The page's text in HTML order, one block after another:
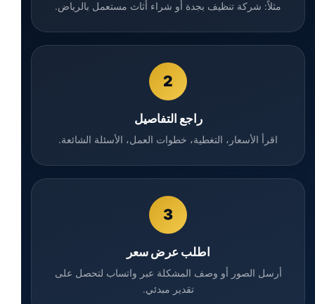
مثلاً: شركة تنظيف بجدة أو شراء أثاث مستعمل بالرياض.
2
راجع التفاصيل
اقرأ الأسعار، التغطية، خطوات العمل، الأسئلة الشائعة.
3
اطلب عرض سعر
أرسل الصور أو وصف المشكلة عبر واتساب لتحصل على
تقدير مبدئي.